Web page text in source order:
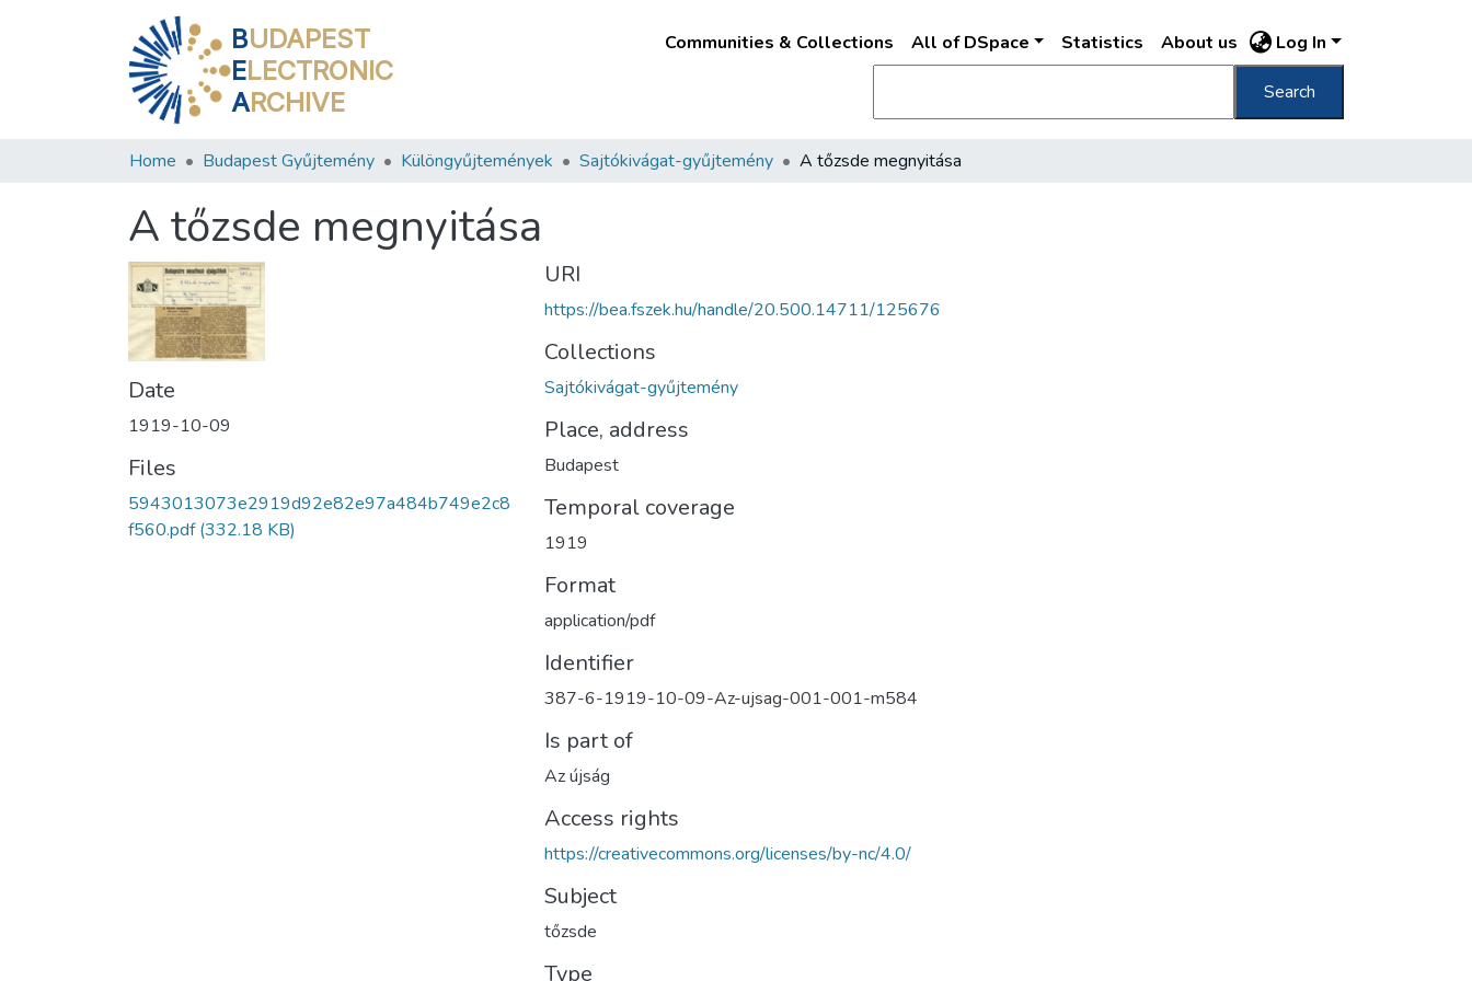
BUDAPEST
ELECTRONIC
ARCHIVE
Communities & Collections All of DSpace Statistics About us Log In
Search
Home Budapest Gyűjtemény Különgyűjtemények Sajtókivágat-gyűjtemény A tőzsde megnyitása
A tőzsde megnyitása
Date
1919-10-09
Files
5943013073e2919d92e82e97a484b749e2c8
f560.pdf(332.18 KB)
URI
https://bea.fszek.hu/handle/20.500.14711/125676
Collections
Sajtókivágat-gyűjtemény
Place, address
Budapest
Temporal coverage
1919
Format
application/pdf
Identifier
387-6-1919-10-09-Az-ujsag-001-001-m584
Is part of
Az újság
Access rights
https://creativecommons.org/licenses/by-nc/4.0/
Subject
tőzsde
Type